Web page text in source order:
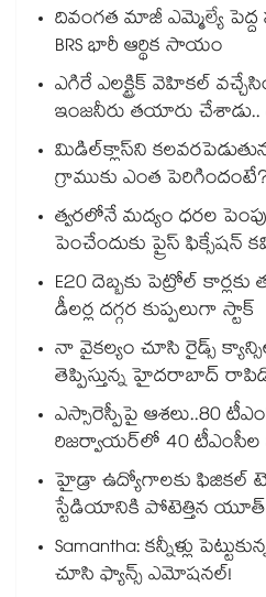
దివంగత మాజీ ఎమ్మెల్యే పెద్ద
BRS భారీ ఆర్థిక సాయం
ఎగిరే ఎలక్ట్రిక్ వెహికల్
ఇంజనీరు తయారు చేశాడు..
మిడిల్‌క్లాస్‌ని
గ్రాముకు ఎంత పెరిగిందంటే?
త్వరలోనే మద్యం ధ‌‌ర‌‌ల
పెంచేందుకు ప్రైస్ ఫిక్సేష‌‌న్
E20 దెబ్బకు పెట్రోల్
డీలర్ల దగ్గర కుప్పలుగా స్టాక్
నా వైకల్యం చూసి రైడ్స్ క్యాన్సిల్
తెప్పిస్తున్న హైదరాబాద్
ఎస్సారెస్పీపై ఆశలు..80
రిజర్వాయర్‌‌‌‌‌‌‌‌‌‌‌‌‌‌‌‌లో 40 టీఎంసీల
హైడ్రా ఉద్యోగాలకు ఫిజికల్
స్టేడియానికి పోటెత్తిన యూత్
Samantha: కన్నీళ్లు
చూసి ఫ్యాన్స్ ఎమోషనల్!